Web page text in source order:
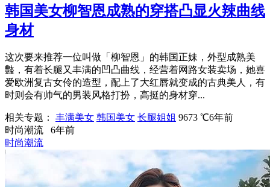
韩国美女柳智恩成熟的穿搭凸显火辣曲线
身材
这次要来推荐一位叫做「柳智恩」的韩国正妹，外型成熟美
豓，有着长腿又丰满的凹凸曲线，经营着网路女装卖场，她喜
爱欧洲复古女伶的造型，配上了大红唇就变成的古典美人，有
时则会有帅气的男装风格打扮，高挺的身材穿...
相关专题： 丰满美女 韩国美女 长腿姐姐 9673 ℃6年前
时尚潮流
6年前
时尚潮流